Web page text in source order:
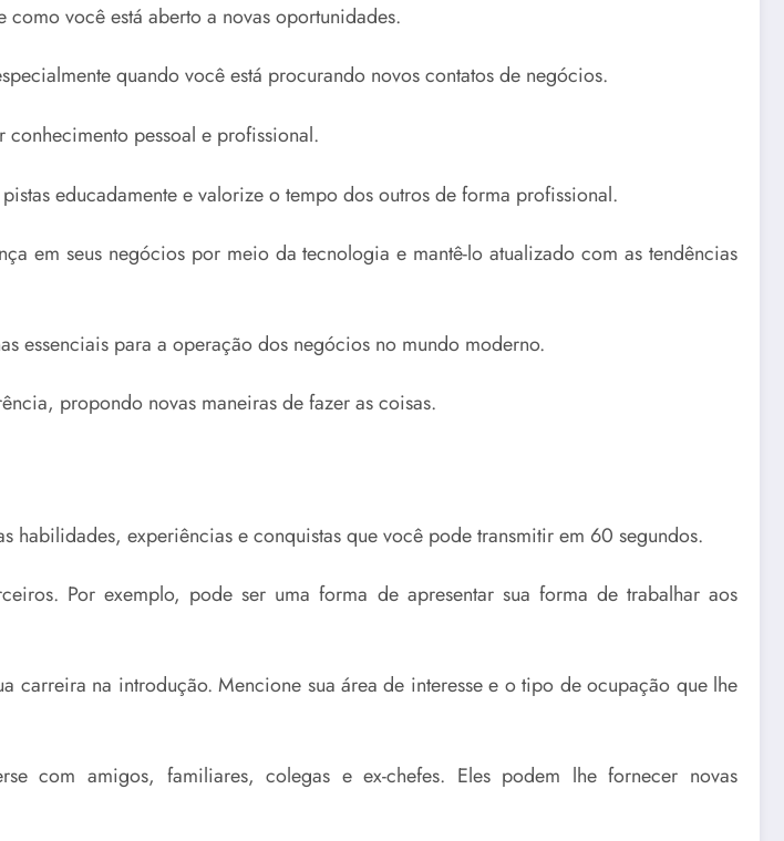
você está aberto a novas oportunidades.
quando você está procurando novos contatos de negócios.
pessoal e profissional.
educadamente e valorize o tempo dos outros de forma profissional.
em seus negócios por meio da tecnologia e mantê-lo atualizado com as tendências
essenciais para a operação dos negócios no mundo moderno.
propondo novas maneiras de fazer as coisas.
experiências e conquistas que você pode transmitir em 60 segundos.
Por exemplo, pode ser uma forma de apresentar sua forma de trabalhar aos
carreira na introdução. Mencione sua área de interesse e o tipo de ocupação que lhe
com amigos, familiares, colegas e ex-chefes. Eles podem lhe fornecer novas